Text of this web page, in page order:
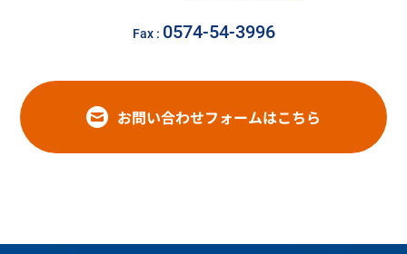
Fax : 0574-54-3996
お問い合わせフォームはこちら